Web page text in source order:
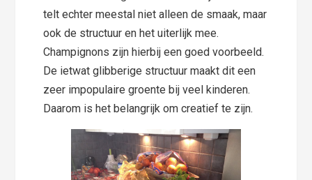
telt echter meestal niet alleen de smaak, maar
ook de structuur en het uiterlijk mee.
Champignons zijn hierbij een goed voorbeeld.
De ietwat glibberige structuur maakt dit een
zeer impopulaire groente bij veel kinderen.
Daarom is het belangrijk om creatief te zijn.